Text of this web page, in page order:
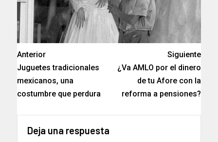
Anterior
Juguetes tradicionales
mexicanos, una
costumbre que perdura
Siguiente
¿Va AMLO por el dinero
de tu Afore con la
reforma a pensiones?
Deja una respuesta